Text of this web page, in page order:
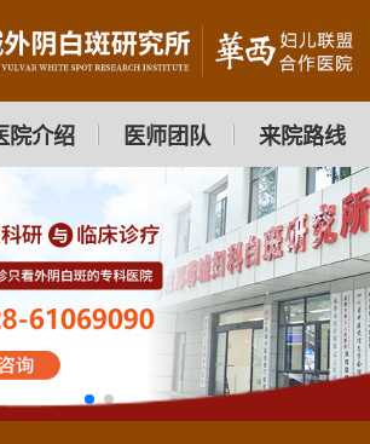
院介绍 医师团队 来院路线